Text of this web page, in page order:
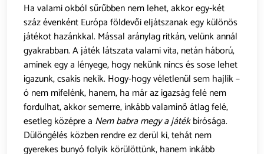
Ha valami okból sűrűbben nem lehet, akkor egy-két
száz évenként Európa földevői eljátszanak egy különös
játékot hazánkkal. Mással aránylag ritkán, velünk annál
gyakrabban. A játék látszata valami vita, netán háború,
aminek egy a lényege, hogy nekünk nincs és sose lehet
igazunk, csakis nekik. Hogy-hogy véletlenül sem hajlik –
ó nem mifelénk, hanem, ha már az igazság felé nem
fordulhat, akkor semerre, inkább valaminő átlag felé,
esetleg középre a Nem babra megy a játékbírósága.
Dülöngélés közben rendre ez derül ki, tehát nem
gyerekes bunyó folyik körülöttünk, hanem inkább